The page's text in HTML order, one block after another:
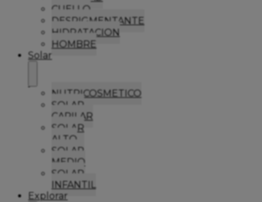
CUELLO
DESPIGMENTANTE
HIDRATACION
HOMBRE
Solar
NUTRICOSMETICO
SOLAR
CAPILAR
SOLAR
ALTO
SOLAR
MEDIO
SOLAR
INFANTIL
Explorar